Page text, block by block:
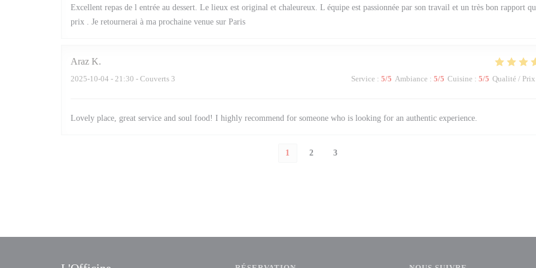
Excellent repas de l entrée au dessert. Le lieux est original et chaleureux. L équipe est passionnée par son travail et un très bon rapport
prix . Je retournerai à ma prochaine venue sur Paris
Araz K
2025-10-04 - 21:30 - Couverts 3 Service : 5/5 Ambiance : 5/5 Cuisine : 5/5 Qualité / Prix
Lovely place, great service and soul food! I highly recommend for someone who is looking for an authentic experience.
1 2 3